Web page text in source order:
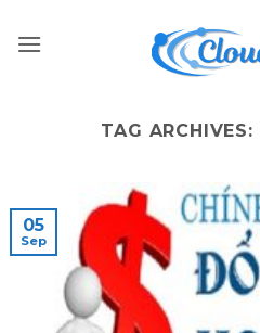
TAG ARCHIVES:
05
Sep